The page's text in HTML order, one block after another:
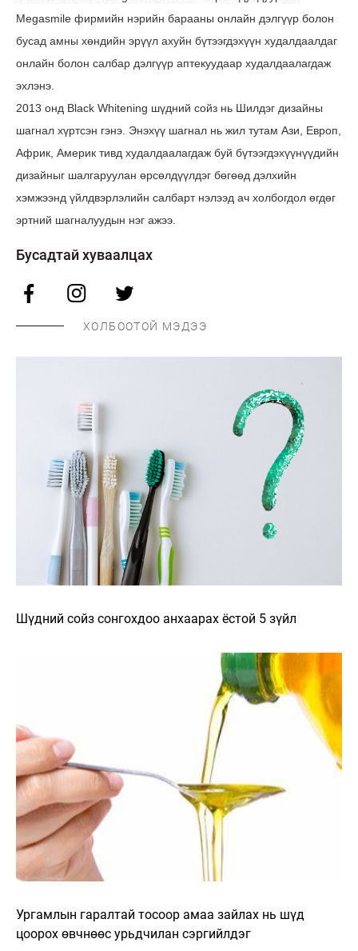
Megasmile фирмийн нэрийн барааны онлайн дэлгүүр болон
бусад амны хөндийн эрүүл ахуйн бүтээгдэхүүн худалдаалдаг
онлайн болон салбар дэлгүүр аптекуудаар худалдаалагдаж
эхлэнэ.
2013 онд Black Whitening шүдний сойз нь Шилдэг дизайны
шагнал хүртсэн гэнэ. Энэхүү шагнал нь жил тутам Ази, Европ,
Африк, Америк тивд худалдаалагдаж буй бүтээгдэхүүнүүдийн
дизайныг шалгаруулан өрсөлдүүлдэг бөгөөд дэлхийн
хэмжээнд үйлдвэрлэлийн салбарт нэлээд ач холбогдол өгдөг
эртний шагналуудын нэг ажээ.
Бусадтай хуваалцах
ХОЛБООТОЙ МЭДЭЭ
Шүдний сойз сонгохдоо анхаарах ёстой 5 зүйл
Ургамлын гаралтай тосоор амаа зайлах нь шүд
цоорох өвчнөөс урьдчилан сэргийлдэг